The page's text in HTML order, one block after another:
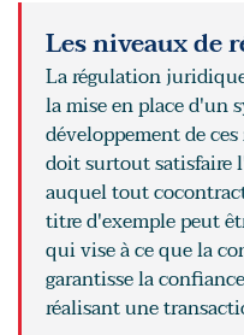
Les niveaux de
La régulation
la mise en place d'un
développement de
doit surtout satisfaire
auquel tout
titre d'exemple peut
qui vise à ce que la
garantisse la
réalisant une